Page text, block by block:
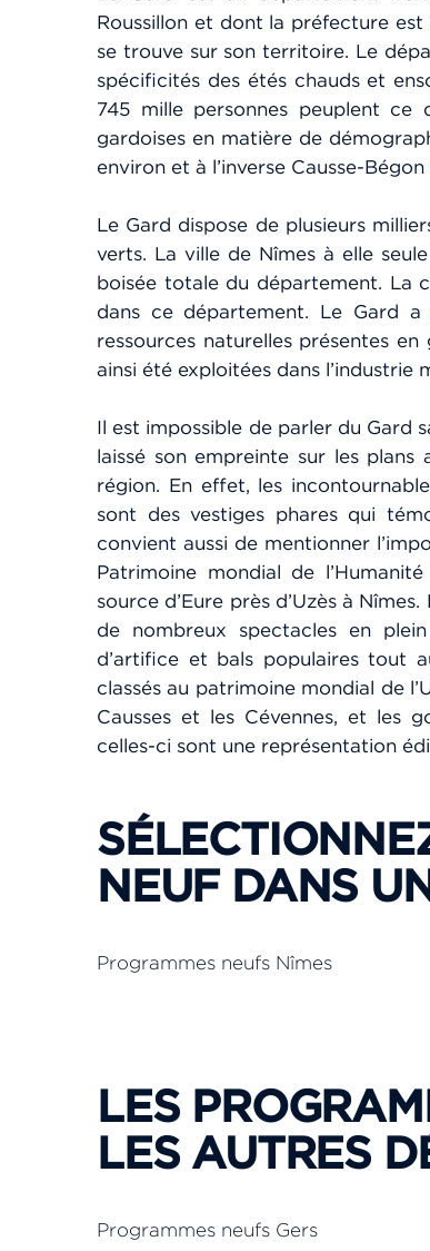
Roussillon et dont la préfecture
se trouve sur son territoire. Le
spécificités des étés chauds et
745 mille personnes peuplent ce
gardoises en matière de
environ et à l’inverse Causse-
Le Gard dispose de plusieurs
verts. La ville de Nîmes à elle
boisée totale du département. La
dans ce département. Le Gard
ressources naturelles présentes
ainsi été exploitées dans l’industrie
Il est impossible de parler du Gard
laissé son empreinte sur les plans
région. En effet, les
sont des vestiges phares qui
convient aussi de mentionner
Patrimoine mondial de
source d’Eure près d’Uzès à
de nombreux spectacles en
d’artifice et bals populaires tout
classés au patrimoine mondial de
Causses et les Cévennes, et les
celles-ci sont une représentation
NEUF DANS
Programmes neufs Nîmes
LES
LES AUTRES
Programmes neufs Gers